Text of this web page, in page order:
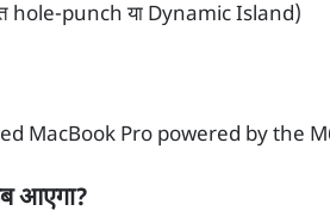
hole-punch या Dynamic Island)
MacBook Pro powered by the M6
आएगा?